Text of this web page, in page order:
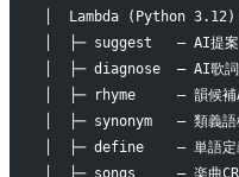
│  Lambda (Python
│  ├─ suggest   — AI提
│  ├─ diagnose  — AI歌
│  ├─ rhyme     — 韻候補
│  ├─ synonym   — 類義語
│  ├─ define    — 単語定
│  ├─ songs     — 楽曲